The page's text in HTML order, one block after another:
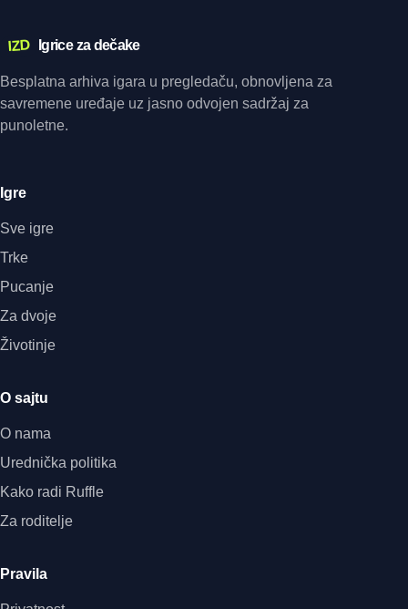
IZD Igrice za dečake
Besplatna arhiva igara u pregledaču, obnovljena za
savremene uređaje uz jasno odvojen sadržaj za
punoletne.
Igre
Sve igre
Trke
Pucanje
Za dvoje
Životinje
O sajtu
O nama
Urednička politika
Kako radi Ruffle
Za roditelje
Pravila